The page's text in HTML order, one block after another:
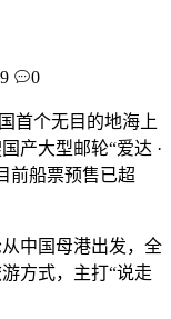
0
首个无目的地海上
产大型邮轮“爱达 ·
前船票预售已超
中国母港出发，全
方式，主打“说走